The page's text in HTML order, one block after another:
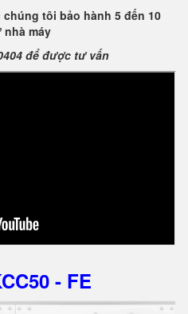
tôi bảo hành 5 đến 10
nhà máy
để được tư vấn
- FE